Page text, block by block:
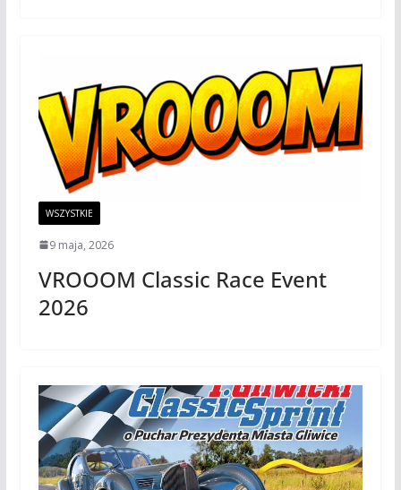
WSZYSTKIE
9 maja, 2026
VROOOM Classic Race Event
2026